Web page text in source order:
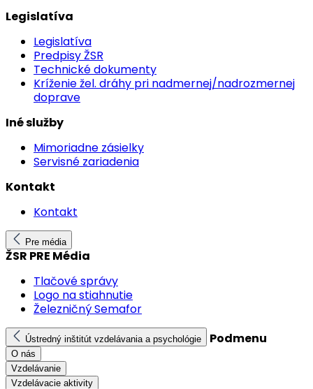
Legislatíva
Legislatíva
Predpisy ŽSR
Technické dokumenty
Kríženie žel. dráhy pri nadmernej/nadrozmernej
doprave
Iné služby
Mimoriadne zásielky
Servisné zariadenia
Kontakt
Kontakt
Pre média
ŽSR PRE Média
Tlačové správy
Logo na stiahnutie
Železničný Semafor
Ústredný inštitút vzdelávania a psychológie Podmenu
O nás
Vzdelávanie
Vzdelávacie aktivity